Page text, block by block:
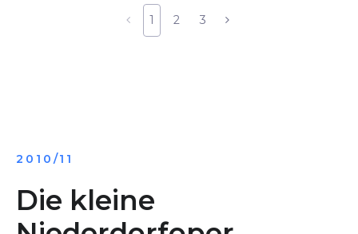
1 2 3
2010/11
Die kleine